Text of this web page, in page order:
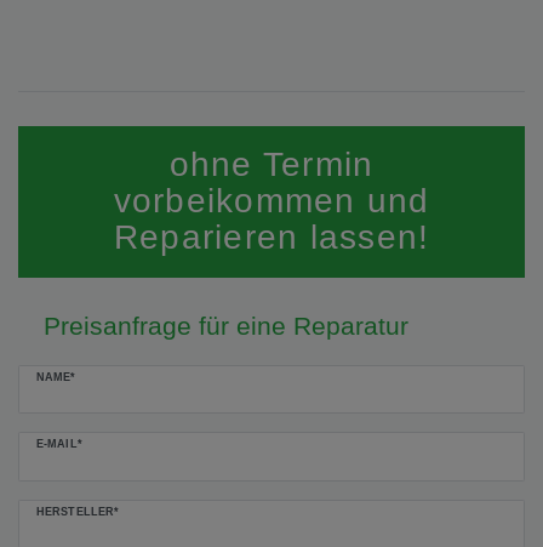
ohne Termin
vorbeikommen und
Reparieren lassen!
Preisanfrage für eine Reparatur
NAME*
E-MAIL*
HERSTELLER*
Ceres::Template.mailFormHoneypotLabel